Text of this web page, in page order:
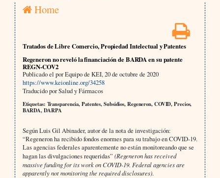
Home
Tratados de Libre Comercio, Propiedad Intelectual y Patentes
Regeneron no reveló la financiación de BARDA en su patente
REGN-COV2
Publicado el por Equipo de KEI, 20 de octubre de 2020
https://www.keionline.org/34258
Traducido por Salud y Fármacos
Etiquetas: Transparencia, Patentes, Subsidios, Regeneron, COVID, Precios,
BARDA, DARPA
Según Luis Gil Abinader, autor de la nota de investigación:
“Regeneron ha recibido fondos enormes para su trabajo en COVID-19.
Las agencias federales aparentemente no están monitoreando que se
hagan las divulgaciones requeridas” (Regeneron has received
massive funding for its work on COVID-19. Federal agencies are
apparently not monitoring the required disclosures).